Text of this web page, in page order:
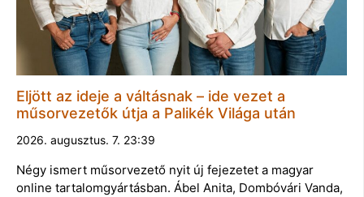
Eljött az ideje a váltásnak – ide vezet a
műsorvezetők útja a Palikék Világa után
2026. augusztus. 7. 23:39
Négy ismert műsorvezető nyit új fejezetet a magyar
online tartalomgyártásban. Ábel Anita, Dombóvári Vanda,